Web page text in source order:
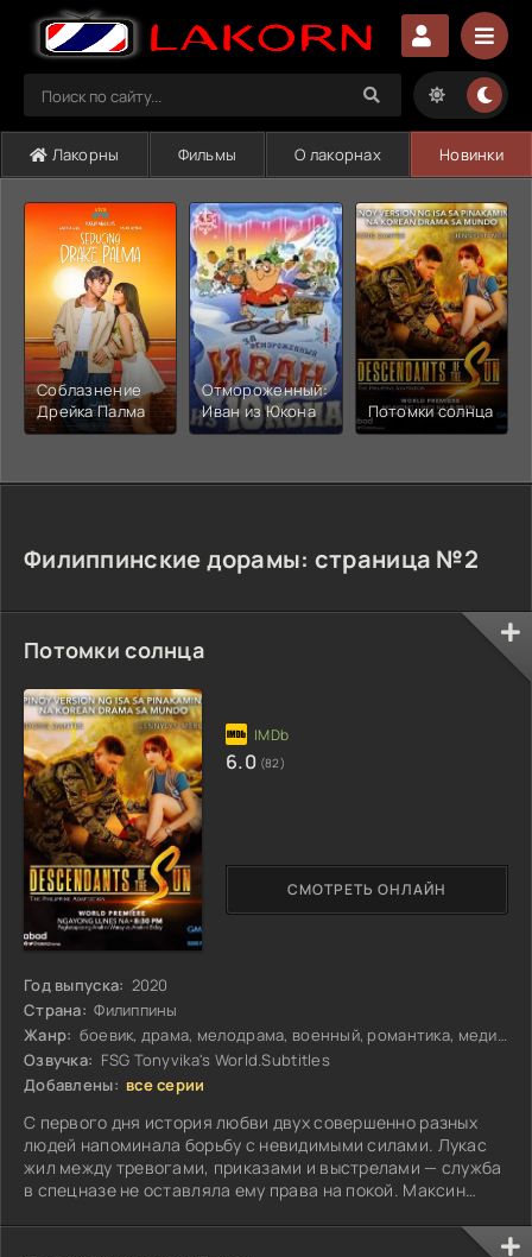
Лакорны Фильмы О лакорнах Новинки
Соблазнение
Дрейка Палма
Отмороженный:
Иван из Юкона
Потомки солнца
Филиппинские дорамы: страница №2
Потомки солнца
Год выпуска: 2020
Страна: Филиппины
Жанр: боевик, драма, мелодрама, военный, романтика, медицина
Озвучка: FSG Tonyvika's World.Subtitles
Добавлены: все серии
С первого дня история любви двух совершенно разных
людей напоминала борьбу с невидимыми силами. Лукас
жил между тревогами, приказами и выстрелами — служба
в спецназе не оставляла ему права на покой. Максин
СМОТРЕТЬ ОНЛАЙН
6.0 (82)